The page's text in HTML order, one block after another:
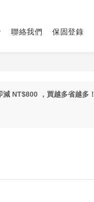
聯絡我們 保固登錄
NT$800 ，買越多省越多！